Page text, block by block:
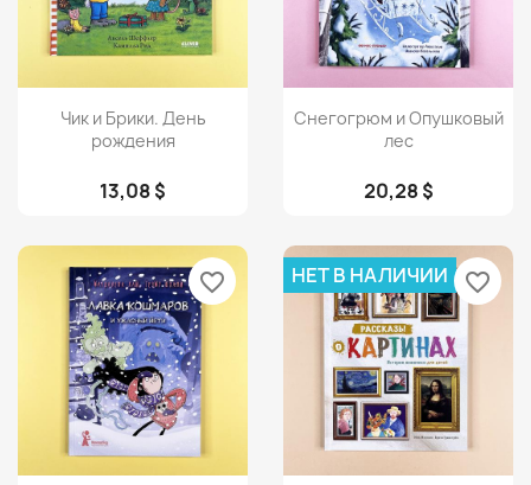
Просмотр
Чик и Брики. День
рождения
13,08 $
Просмотр
Снегогрюм и Опушковый
лес
20,28 $
favorite_border НЕТ В НАЛИЧИИ favorite_border